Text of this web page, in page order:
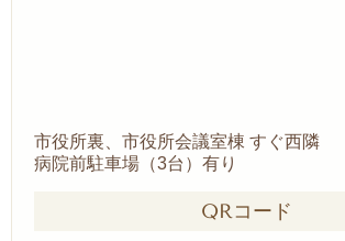
市役所裏、市役所会議室棟 すぐ西隣
病院前駐車場（3台）有り
QRコード